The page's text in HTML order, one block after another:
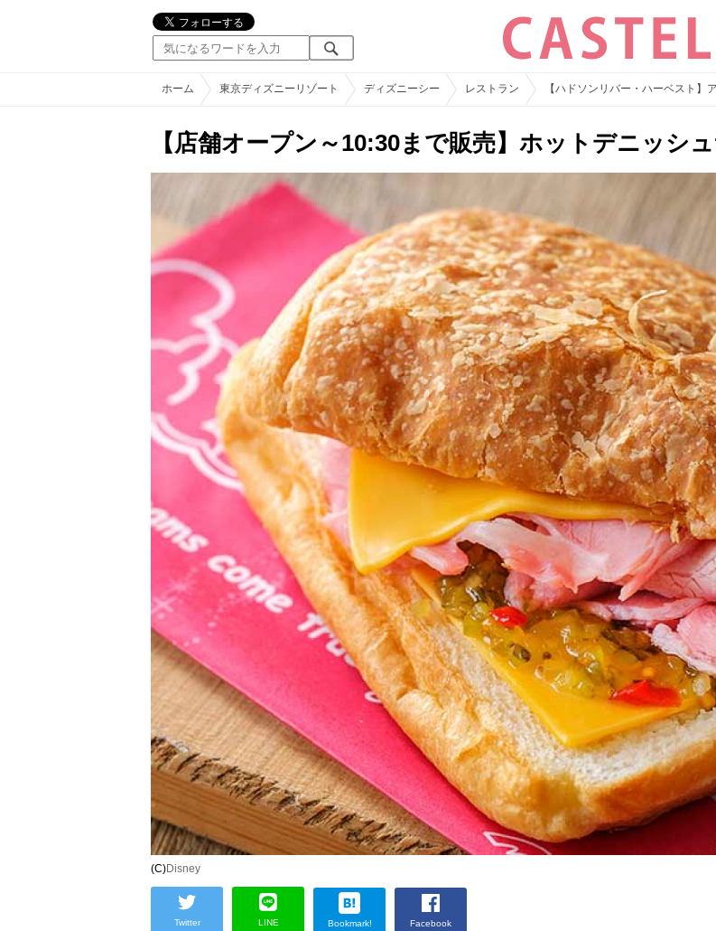
ホーム 東京ディズニーリゾート ディズニーシー レストラン 【ハドソンリバー・ハーベスト】
【店舗オープン～10:30まで販売】ホットデニッシ
(C)Disney
Twitter LINE Bookmark! Facebook